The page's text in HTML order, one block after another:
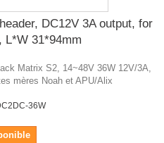
DC12V 3A output, for
L*W 31*94mm
Matrix S2, 14~48V 36W 12V/3A,
mères Noah et APU/Alix
36W